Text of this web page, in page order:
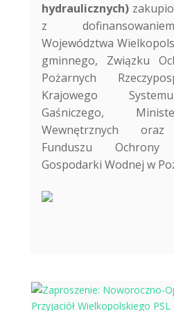
hydraulicznych)
z
Województwa
gminnego, Związku
Pożarnych
Krajowego
Gaśniczego,
Wewnętrznych oraz
Funduszu
Gospodarki Wodnej w